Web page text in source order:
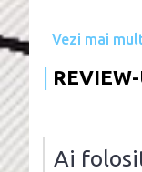
Vezi mai
Ai